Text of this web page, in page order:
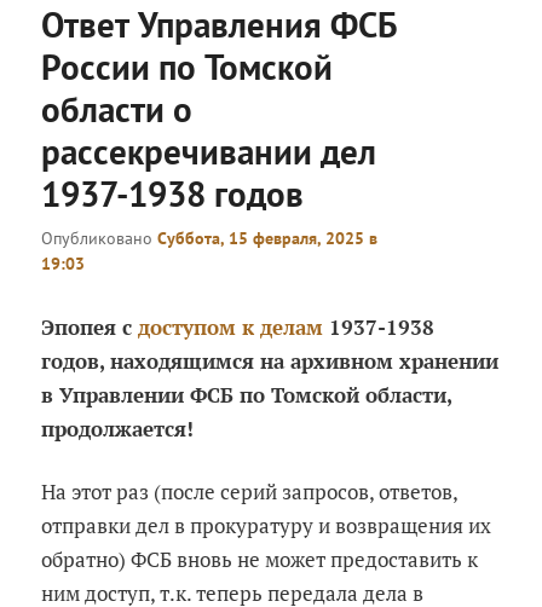
Ответ Управления ФСБ
России по Томской
области о
рассекречивании дел
1937-1938 годов
ОпубликованоСуббота, 15 февраля, 2025 в
19:03
Эпопея сдоступом к делам 1937-1938
годов, находящимся на архивном хранении
в Управлении ФСБ по Томской области,
продолжается!
На этот раз (после серий запросов, ответов,
отправки дел в прокуратуру и возвращения их
обратно) ФСБ вновь не может предоставить к
ним доступ, т.к. теперь передала дела в